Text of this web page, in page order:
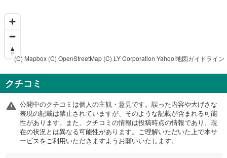
(C) Mapbox (C) OpenStreetMap (C) LY Corporation Yahoo!地図ガイドライン
クチコミ
公開中のクチコミは個人の主観・意見です。誤った内容や大げさな
表現の記載は禁止されていますが、そのような記載が含まれる可能
性があります。また、クチコミの情報は投稿時点の情報であり、現
在の状況とは異なる可能性があります。ご理解いただいた上で本サ
ービスをご利用いただきますようお願いいたします。